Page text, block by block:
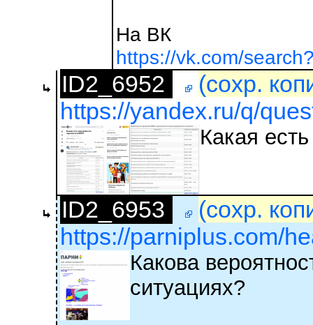
На ВК
https://vk.com/
ID2_6952
(сохр.
https://yandex.ru/q/
Какая
ID2_6953
(сохр.
https://parniplus.com/
Какова
ситуациях?